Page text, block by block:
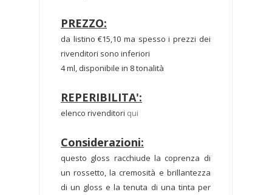
PREZZO:
da listino €15,10 ma spesso i prezzi dei
rivenditori sono inferiori
4 ml, disponibile in 8 tonalità
REPERIBILITA':
elenco rivenditori qui
Considerazioni:
questo gloss racchiude la coprenza di
un rossetto, la cremosità e brillantezza
di un gloss e la tenuta di una tinta per